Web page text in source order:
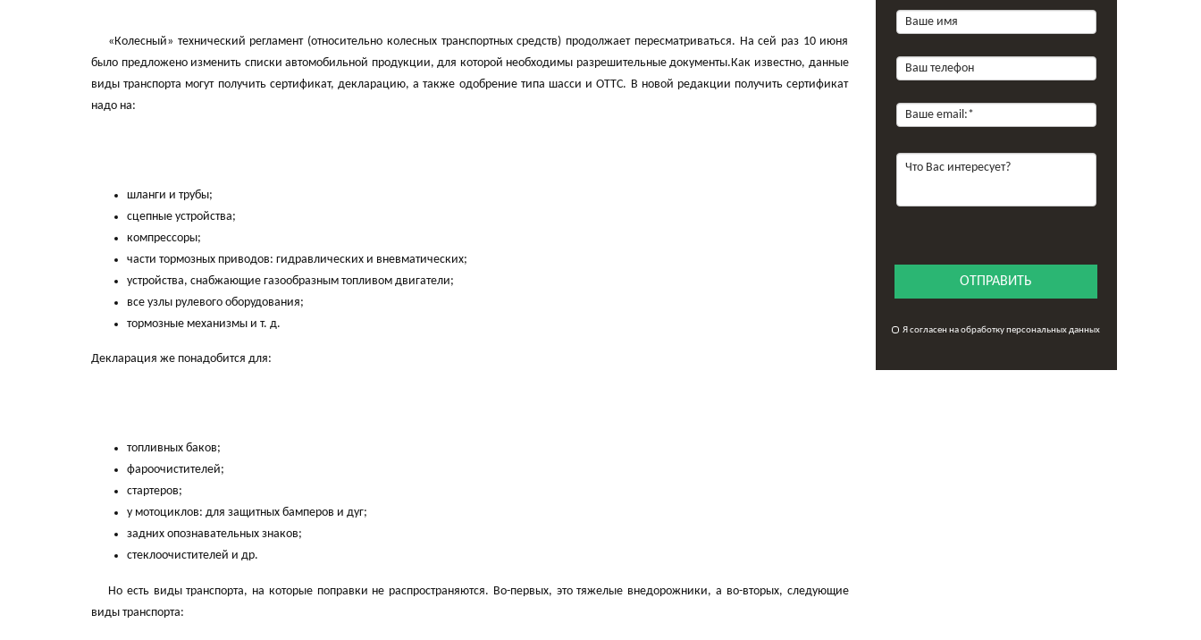
«Колесный» технический регламент (относительно колесных транспортных средств) продолжает пересматриваться. На сей раз 10 июня
было предложено изменить списки автомобильной продукции, для которой необходимы разрешительные документы.Как известно, данные
виды транспорта могут получить сертификат, декларацию, а также одобрение типа шасси и ОТТС. В новой редакции получить сертификат
надо на:
шланги и трубы;
сцепные устройства;
компрессоры;
части тормозных приводов: гидравлических и вневматических;
устройства, снабжающие газообразным топливом двигатели;
все узлы рулевого оборудования;
тормозные механизмы и т. д.
Декларация же понадобится для:
топливных баков;
фароочистителей;
стартеров;
у мотоциклов: для защитных бамперов и дуг;
задних опознавательных знаков;
стеклоочистителей и др.
Но есть виды транспорта, на которые поправки не распространяются. Во-первых, это тяжелые внедорожники, а во-вторых, следующие
виды транспорта:
ОТПРАВИТЬ
Я согласен на обработку персональных данных